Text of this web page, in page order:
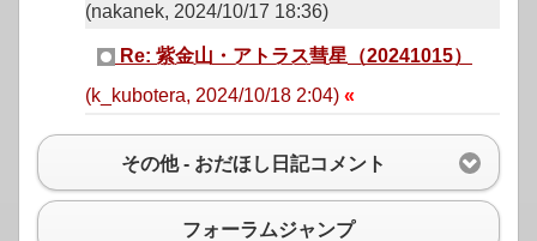
(nakanek, 2024/10/17 18:36)
Re: 紫金山・アトラス彗星（20241015）
(k_kubotera, 2024/10/18 2:04)
その他 - おだほし日記コメント
フォーラムジャンプ